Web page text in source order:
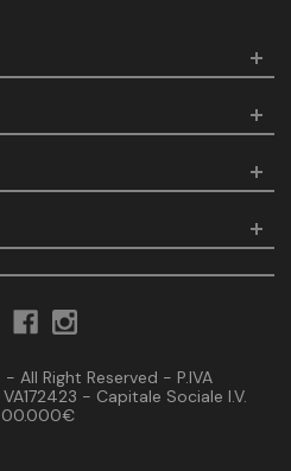
All Right Reserved - P.IVA
VA172423 - Capitale Sociale I.V.